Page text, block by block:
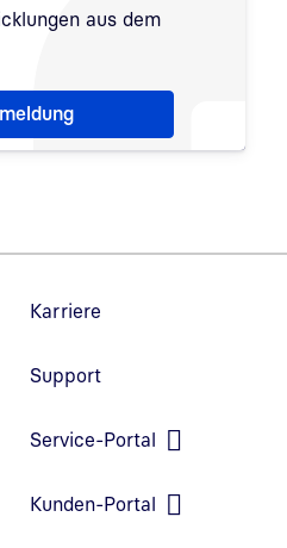
aus dem
Newsletter-Anmeldung wurde
Karriere
Support
Service-Portal
Kunden-Portal